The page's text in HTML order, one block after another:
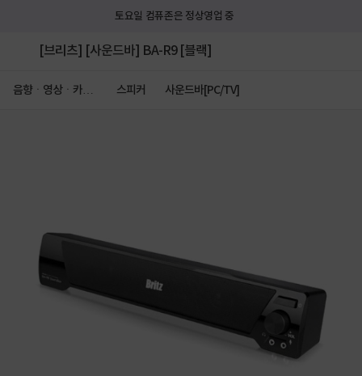
토요일 컴퓨존은 정상영업 중
[브리츠] [사운드바] BA-R9 [블랙]
음향ㆍ영상ㆍ카메
스피커 사운드바[PC/TV]